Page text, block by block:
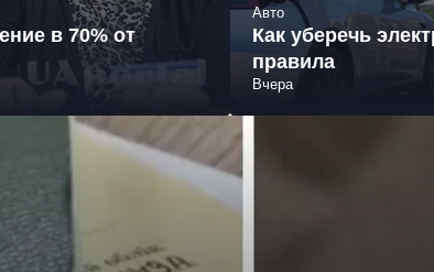
в 70% от
Авто
Как уберечь
правила
Вчера